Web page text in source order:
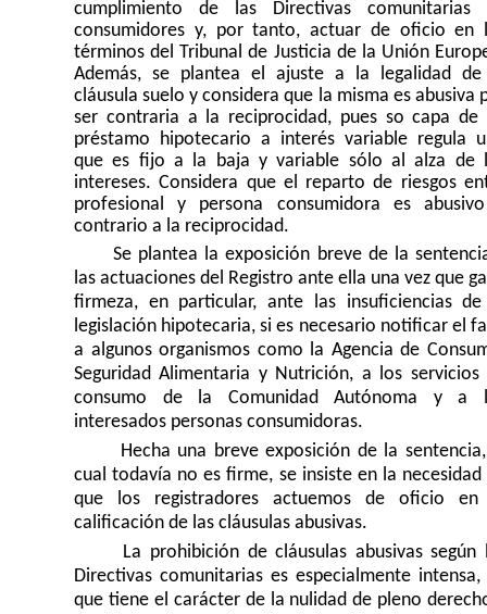
cumplimiento de las Directivas comunitarias
consumidores y, por tanto, actuar de oficio en
términos del Tribunal de Justicia de la Unión
Además, se plantea el ajuste a la legalidad
cláusula suelo y considera que la misma es abusiva
ser contraria a la reciprocidad, pues so capa de
préstamo hipotecario a interés variable regula
que es fijo a la baja y variable sólo al alza de
intereses. Considera que el reparto de riesgos
profesional y persona consumidora es
contrario a la reciprocidad.
Se plantea la exposición breve de la
las actuaciones del Registro ante ella una vez que
firmeza, en particular, ante las insuficiencias
legislación hipotecaria, si es necesario notificar el
a algunos organismos como la Agencia de
Seguridad Alimentaria y Nutrición, a los servicios
consumo de la Comunidad Autónoma y a
interesados personas consumidoras.
Hecha una breve exposición de la
cual todavía no es firme, se insiste en la necesidad
que los registradores actuemos de oficio
calificación de las cláusulas abusivas.
La prohibición de cláusulas abusivas según
Directivas comunitarias es especialmente intensa,
que tiene el carácter de la nulidad de pleno